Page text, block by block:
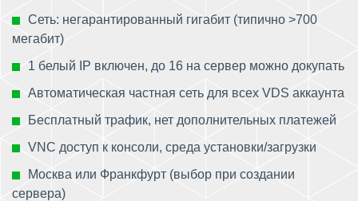
Сеть: негарантированный гигабит (типично >700
мегабит)
1 белый IP включен, до 16 на сервер можно докупать
Автоматическая частная сеть для всех VDS аккаунта
Бесплатный трафик, нет дополнительных платежей
VNC доступ к консоли, среда установки/загрузки
Москва или Франкфурт (выбор при создании
сервера)